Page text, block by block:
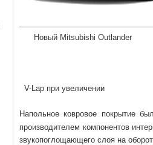
Новый Mitsubishi
V-Lap при увеличении
Напольное ковровое покрытие
производителем компонентов
звукопоглощающего слоя на